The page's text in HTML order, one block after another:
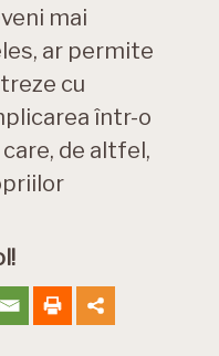
mai
ar permite
cu
într-o
de altfel,